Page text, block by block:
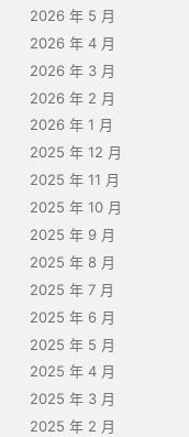
2026 年 5 月
2026 年 4 月
2026 年 3 月
2026 年 2 月
2026 年 1 月
2025 年 12 月
2025 年 11 月
2025 年 10 月
2025 年 9 月
2025 年 8 月
2025 年 7 月
2025 年 6 月
2025 年 5 月
2025 年 4 月
2025 年 3 月
2025 年 2 月